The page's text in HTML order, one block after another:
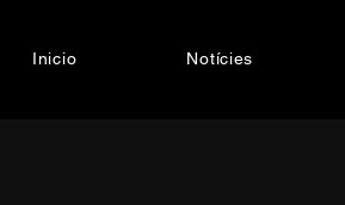
Inicio Notícies